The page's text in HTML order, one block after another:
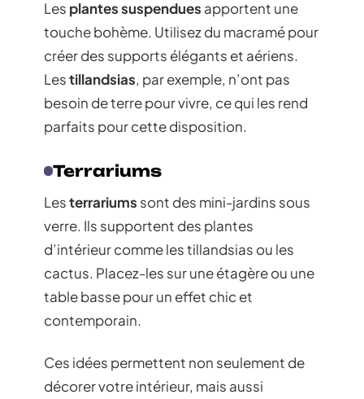
Les plantes suspendues apportent une
touche bohème. Utilisez du macramé pour
créer des supports élégants et aériens.
Lestillandsias, par exemple, n’ont pas
besoin de terre pour vivre, ce qui les rend
parfaits pour cette disposition.
Terrariums
Lesterrariums sont des mini-jardins sous
verre. Ils supportent des plantes
d’intérieur comme les tillandsias ou les
cactus. Placez-les sur une étagère ou une
table basse pour un effet chic et
contemporain.
Ces idées permettent non seulement de
décorer votre intérieur, mais aussi